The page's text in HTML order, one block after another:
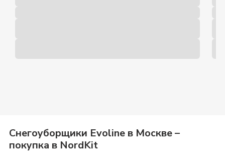
Снегоуборщики Evoline в Москве–
покупка в NordKit